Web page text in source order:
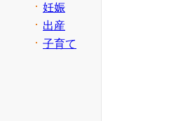
妊娠
出産
子育て